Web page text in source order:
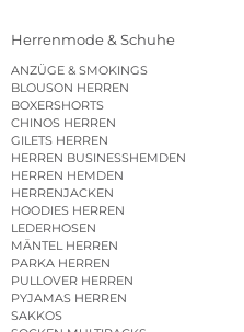
Herrenmode & Schuhe
ANZÜGE & SMOKINGS
BLOUSON HERREN
BOXERSHORTS
CHINOS HERREN
GILETS HERREN
HERREN BUSINESSHEMDEN
HERREN HEMDEN
HERRENJACKEN
HOODIES HERREN
LEDERHOSEN
MÄNTEL HERREN
PARKA HERREN
PULLOVER HERREN
PYJAMAS HERREN
SAKKOS